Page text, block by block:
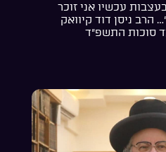
עכשיו אני זוכר
הרב ניסן דוד קיוואק
סוכות התשפ”ד